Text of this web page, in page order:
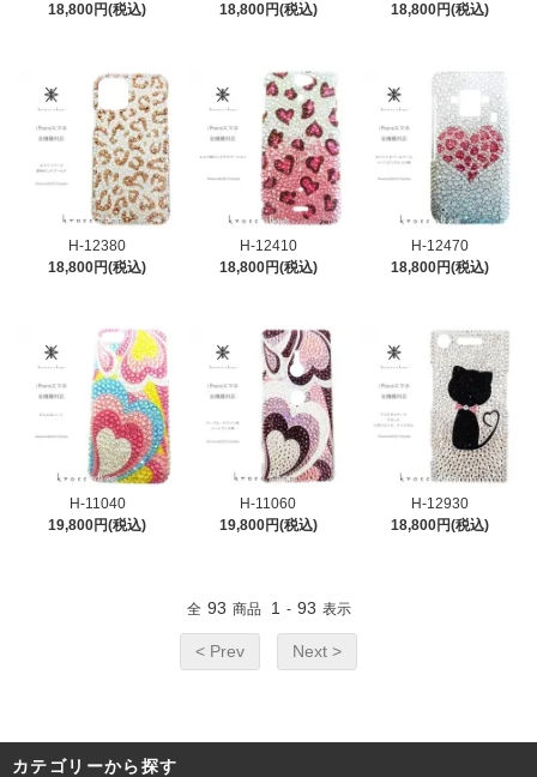
18,800円(税込)
18,800円(税込)
18,800円(税込)
H-12380
18,800円(税込)
H-12410
18,800円(税込)
H-12470
18,800円(税込)
H-11040
19,800円(税込)
H-11060
19,800円(税込)
H-12930
18,800円(税込)
全 93 商品 1 - 93 表示
< Prev Next >
カテゴリーから探す